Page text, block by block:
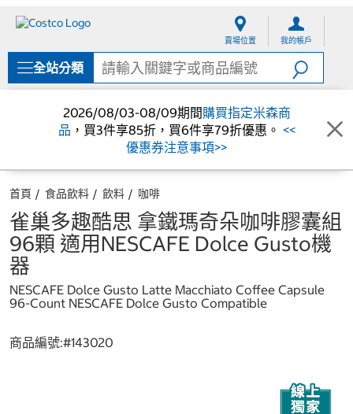
單
賣場位置 我的帳戶
全站分類
2026/08/03-08/09期間購買指定米森商
品 ，買3件享85折，買6件享79折優惠。 <<
優惠券注意事項>>
首頁 食品飲料 飲料 咖啡
雀巢多趣酷思 拿鐵瑪奇朵咖啡膠囊組
96顆 適用NESCAFE Dolce Gusto機
器
NESCAFE Dolce Gusto Latte Macchiato Coffee Capsule
96-Count NESCAFE Dolce Gusto Compatible
商品編號:#143020